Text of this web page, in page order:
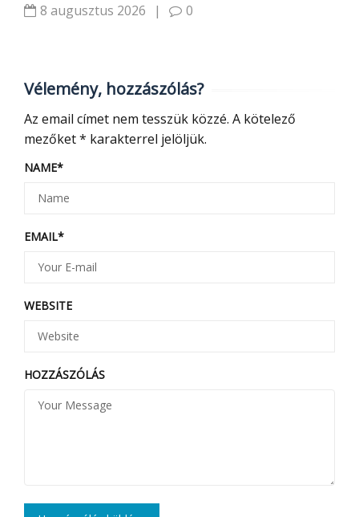
8 augusztus 2026
| 0
Vélemény, hozzászólás?
Az email címet nem tesszük közzé. A kötelező
mezőket* karakterrel jelöljük.
NAME*
EMAIL*
WEBSITE
HOZZÁSZÓLÁS